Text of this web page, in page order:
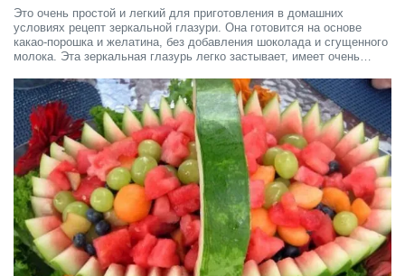
Это очень простой и легкий для приготовления в домашних
условиях рецепт зеркальной глазури. Она готовится на основе
какао-порошка и желатина, без добавления шоколада и сгущенного
молока. Эта зеркальная глазурь легко застывает, имеет очень
торты с плоской поверхностью.